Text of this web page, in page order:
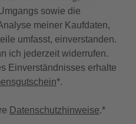
sowie die
meiner Kaufdaten,
umfasst, einverstanden.
ich jederzeit widerrufen.
Einverständnisses erhalte
*.
Datenschutzhinweise.